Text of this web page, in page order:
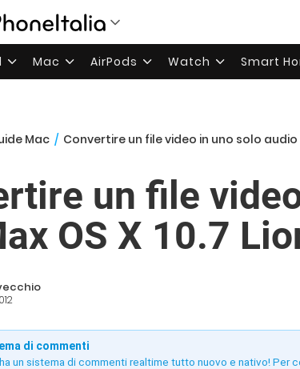
Mac AirPods Watch Smart
Mac / Convertire un file video in uno solo audio
un file
OS X 10.7
di commenti
un sistema di commenti realtime tutto nuovo e nativo! Per